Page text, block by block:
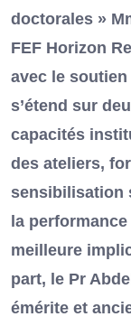
doctorales »
FEF Horizon
avec le soutien
s’étend sur
capacités
des ateliers,
sensibilisation
la
meilleure
part, le Pr
émérite et